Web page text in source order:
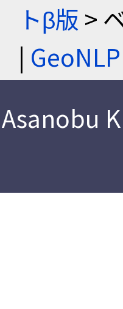
トβ版 >
| GeoNLP
Asanobu